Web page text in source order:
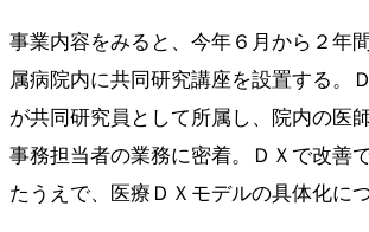
事業内容をみると、今年６月から２年
属病院内に共同研究講座を設置する。
が共同研究員として所属し、院内の医
事務担当者の業務に密着。ＤＸで改善
たうえで、医療ＤＸモデルの具体化につ